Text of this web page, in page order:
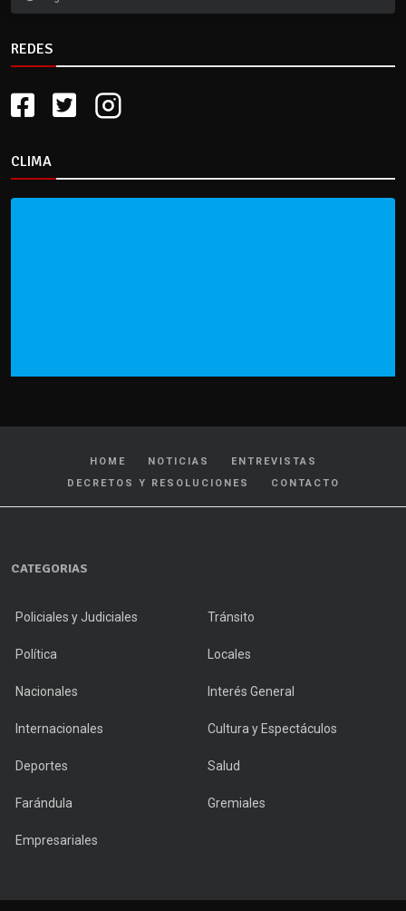
REDES
CLIMA
HOME NOTICIAS
ENTREVISTAS
DECRETOS Y RESOLUCIONES
CONTACTO
CATEGORIAS
Policiales y Judiciales Tránsito
Política Locales
Nacionales Interés General
Internacionales Cultura y Espectáculos
Deportes Salud
Farándula Gremiales
Empresariales